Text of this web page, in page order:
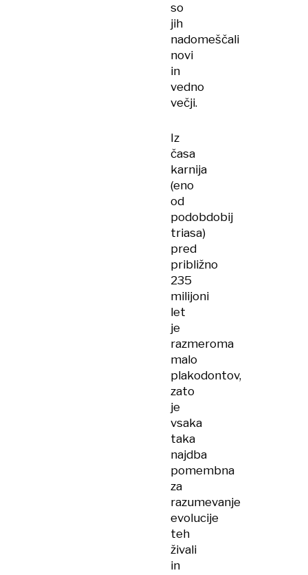
so
jih
nadomeščali
novi
in
vedno
večji.
Iz
časa
karnija
(eno
od
podobdobij
triasa)
pred
približno
235
milijoni
let
je
razmeroma
malo
plakodontov,
zato
je
vsaka
taka
najdba
pomembna
za
razumevanje
evolucije
teh
živali
in